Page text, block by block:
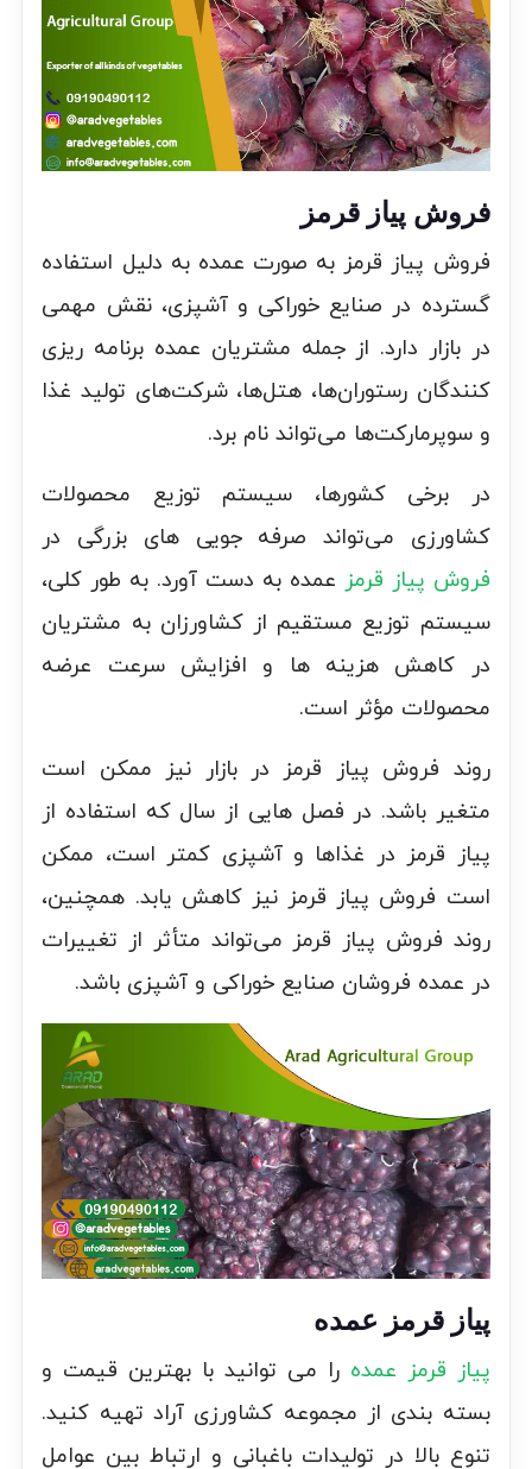
فروش پیاز قرمز
فروش پیاز قرمز به صورت عمده به دلیل استفاده
گسترده در صنایع خوراکی و آشپزی، نقش مهمی
در بازار دارد. از جمله مشتریان عمده برنامه ریزی
کنندگان رستوران‌ها، هتل‌ها، شرکت‌های تولید غذا
و سوپرمارکت‌ها می‌تواند نام برد.
در برخی کشورها، سیستم توزیع محصولات
کشاورزی می‌تواند صرفه جویی های بزرگی در
فروش پیاز قرمز عمده به دست آورد. به طور کلی،
سیستم توزیع مستقیم از کشاورزان به مشتریان
در کاهش هزینه ها و افزایش سرعت عرضه
محصولات مؤثر است.
روند فروش پیاز قرمز در بازار نیز ممکن است
متغیر باشد. در فصل هایی از سال که استفاده از
پیاز قرمز در غذاها و آشپزی کمتر است، ممکن
است فروش پیاز قرمز نیز کاهش یابد. همچنین،
روند فروش پیاز قرمز می‌تواند متأثر از تغییرات
در عمده فروشان صنایع خوراکی و آشپزی باشد.
پیاز قرمز عمده
پیاز قرمز عمده را می توانید با بهترین قیمت و
بسته بندی از مجموعه کشاورزی آراد تهیه کنید.
تنوع بالا در تولیدات باغبانی و ارتباط بین عوامل